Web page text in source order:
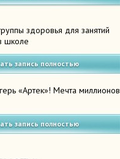
здоровья для занятий
школе
запись полностью
«Артек»! Мечта миллионов
запись полностью